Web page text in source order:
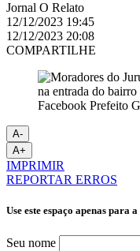
Jornal O Relato
12/12/2023 19:45
12/12/2023 20:08
COMPARTILHE
Facebook Prefeito
A-
A+
IMPRIMIR
REPORTAR ERROS
Use este espaço apenas para
Seu nome